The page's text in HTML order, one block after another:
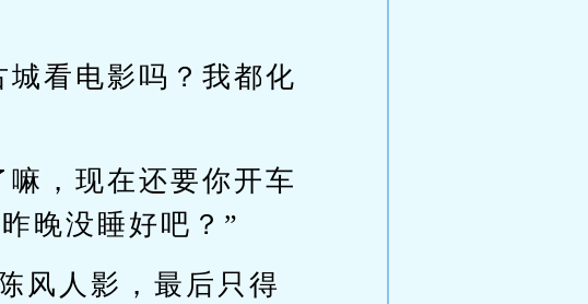
看电影吗？我都化
，现在还要你开车
晚没睡好吧？”
风人影，最后只得